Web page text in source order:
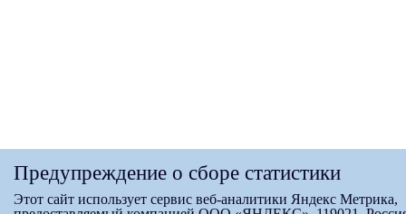
Предупреждение о сборе статистики
Этот сайт использует сервис веб-аналитики Яндекс Метрика,